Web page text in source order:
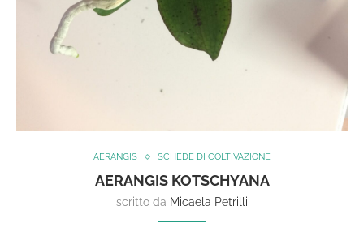
AERANGIS SCHEDE DI COLTIVAZIONE
AERANGIS KOTSCHYANA
scritto da Micaela Petrilli